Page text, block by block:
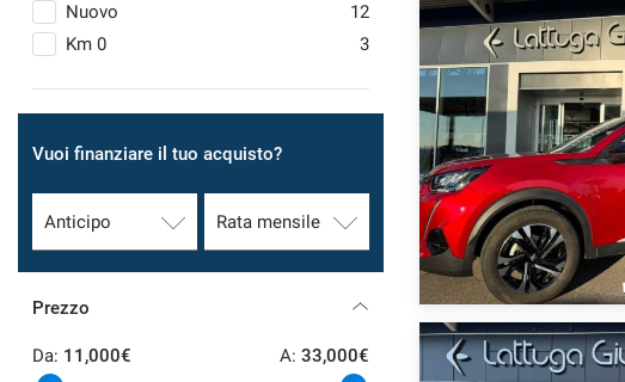
ASSISTENZA
SERVIZI
DICONO DI NOI
CONTATTI
Nuovo
12
Km 0
3
Vuoi finanziare il tuo acquisto?
Prezzo
Da: 11,000€ A: 33,000€